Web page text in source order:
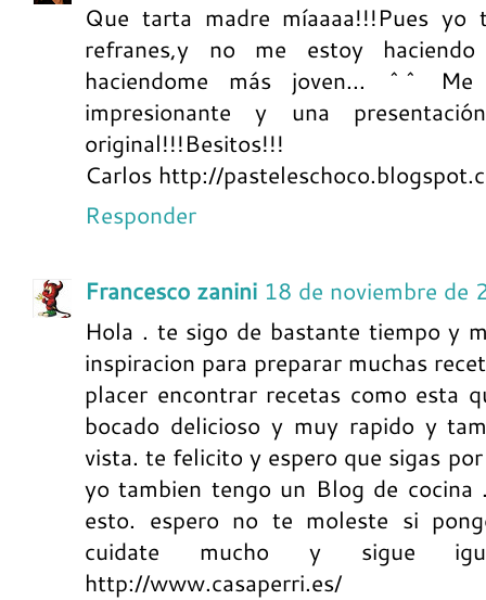
Que tarta madre míaaaa!!!Pues
refranes,y no me estoy
haciendome más joven... ^^
impresionante y una
original!!!Besitos!!!
Carlos http://
Responder
Francesco zanini 18 de noviembre de
Hola . te sigo de bastante tiempo y
inspiracion para preparar muchas
placer encontrar recetas como esta
bocado delicioso y muy rapido y
vista. te felicito y espero que sigas
yo tambien tengo un Blog de
esto. espero no te moleste si
cuidate mucho y sigue
http://www.casaperri.es/